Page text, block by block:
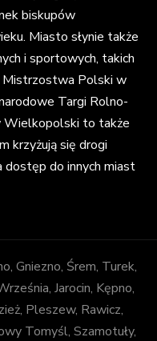
biskupów
Miasto słynie także
i sportowych, takich
Mistrzostwa Polski w
Targi Rolno-
Wielkopolski to także
krzyżują się drogi
dostęp do innych miast
Gniezno, Śrem, Turek,
Jarocin, Kępno,
Pleszew, Rawicz,
Tomyśl, Szamotuły,